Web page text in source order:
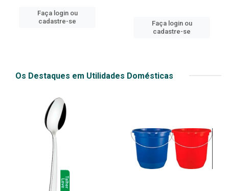
Faça login ou
cadastre-se
Faça login ou
cadastre-se
Os Destaques em Utilidades Domésticas